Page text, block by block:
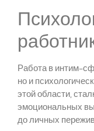
Работа в интим-
но и
этой области,
эмоциональных
до личных